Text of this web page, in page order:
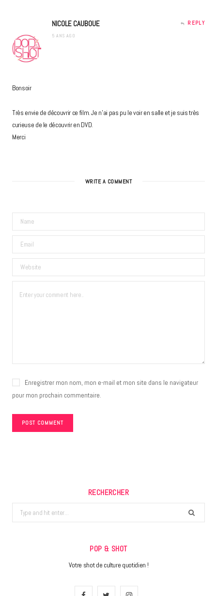
NICOLE CAUBOUE
5 ANS AGO
REPLY
Bonsoir
Très envie de découvrir ce film. Je n’ai pas pu le voir en salle et je suis très
curieuse de le découvrir en DVD.
Merci
WRITE A COMMENT
Enregistrer mon nom, mon e-mail et mon site dans le navigateur
pour mon prochain commentaire.
RECHERCHER
Search
for:
POP & SHOT
Votre shot de culture quotidien !